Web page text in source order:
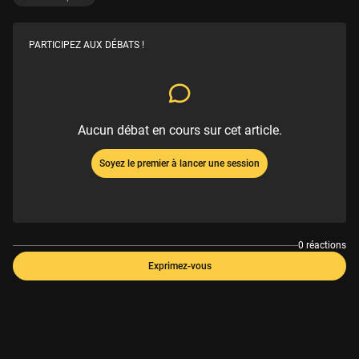
PARTICIPEZ AUX DÉBATS !
Aucun débat en cours sur cet article.
Soyez le premier à lancer une session
0 réactions
Exprimez-vous